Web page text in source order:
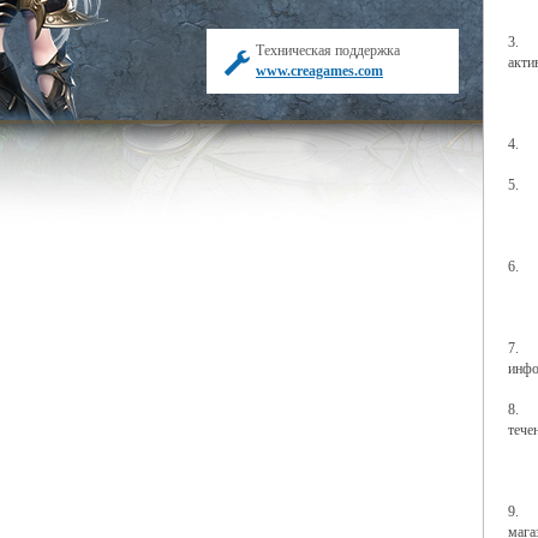
Техническая поддержка
www.creagames.com
3.
4.
5.
6.
7.
8.
9.